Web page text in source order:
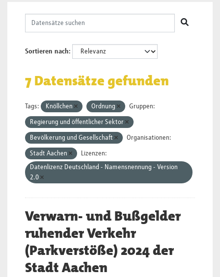
Sortieren nach
7 Datensätze gefunden
Tags: Knöllchen Ordnung Gruppen:
Regierung und öffentlicher Sektor
Bevölkerung und Gesellschaft Organisationen:
Stadt Aachen
Lizenzen:
Datenlizenz Deutschland - Namensnennung - Version
2.0
Verwarn- und Bußgelder
ruhender Verkehr
(Parkverstöße) 2024 der
Stadt Aachen